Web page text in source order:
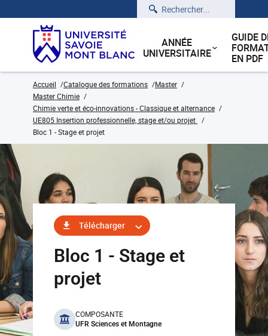
Rechercher
ANNÉE
UNIVERSITAIRE
GUIDE
EN PDF
Accueil Catalogue des formations
Master
Master Chimie
Chimie verte et éco-innovations - Classique et alternance
UE805 Insertion professionnelle, stage et/ou projet
Bloc 1 - Stage et projet
Télécharger
Bloc 1 - Stage et
projet
benefits
COMPOSANTE
UFR Sciences et Montagne